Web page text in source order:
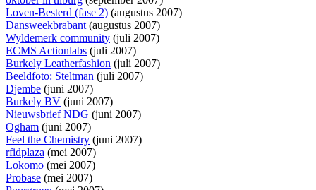
Loven-Besterd (fase 2) (augustus 2007)
Dansweekbrabant(augustus 2007)
Wyldemerk community (juli 2007)
ECMS Actionlabs (juli 2007)
Burkely Leatherfashion (juli 2007)
Beeldfoto: Steltman (juli 2007)
Djembe (juni 2007)
Burkely BV (juni 2007)
Nieuwsbrief NDG (juni 2007)
Ogham (juni 2007)
Feel the Chemistry (juni 2007)
rfidplaza (mei 2007)
Lokomo (mei 2007)
Probase (mei 2007)